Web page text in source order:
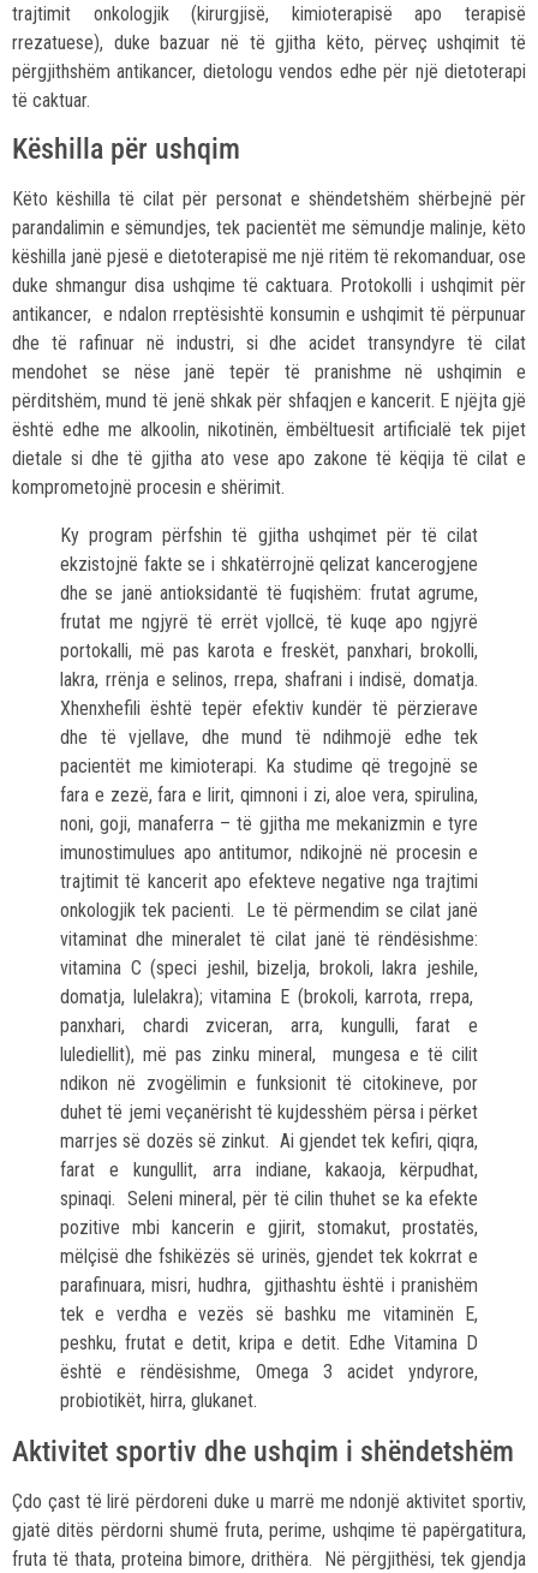
trajtimit onkologjik (kirurgjisë, kimioterapisë apo terapisë
rrezatuese), duke bazuar në të gjitha këto, përveç ushqimit të
përgjithshëm antikancer, dietologu vendos edhe për një dietoterapi
të caktuar.
Këshilla për ushqim
Këto këshilla të cilat për personat e shëndetshëm shërbejnë për
parandalimin e sëmundjes, tek pacientët me sëmundje malinje, këto
këshilla janë pjesë e dietoterapisë me një ritëm të rekomanduar, ose
duke shmangur disa ushqime të caktuara. Protokolli i ushqimit për
antikancer, e ndalon rreptësishtë konsumin e ushqimit të përpunuar
dhe të rafinuar në industri, si dhe acidet transyndyre të cilat
mendohet se nëse janë tepër të pranishme në ushqimin e
përditshëm, mund të jenë shkak për shfaqjen e kancerit. E njëjta gjë
është edhe me alkoolin, nikotinën, ëmbëltuesit artificialë tek pijet
dietale si dhe të gjitha ato vese apo zakone të këqija të cilat e
komprometojnë procesin e shërimit.
Ky program përfshin të gjitha ushqimet për të cilat
ekzistojnë fakte se i shkatërrojnë qelizat kancerogjene
dhe se janë antioksidantë të fuqishëm: frutat agrume,
frutat me ngjyrë të errët vjollcë, të kuqe apo ngjyrë
portokalli, më pas karota e freskët, panxhari, brokolli,
lakra, rrënja e selinos, rrepa, shafrani i indisë, domatja.
Xhenxhefili është tepër efektiv kundër të përzierave
dhe të vjellave, dhe mund të ndihmojë edhe tek
pacientët me kimioterapi. Ka studime që tregojnë se
fara e zezë, fara e lirit, qimnoni i zi, aloe vera, spirulina,
noni, goji, manaferra – të gjitha me mekanizmin e tyre
imunostimulues apo antitumor, ndikojnë në procesin e
trajtimit të kancerit apo efekteve negative nga trajtimi
onkologjik tek pacienti. Le të përmendim se cilat janë
vitaminat dhe mineralet të cilat janë të rëndësishme:
vitamina C (speci jeshil, bizelja, brokoli, lakra jeshile,
domatja, lulelakra); vitamina E (brokoli, karrota, rrepa,
panxhari, chardi zviceran, arra, kungulli, farat e
lulediellit), më pas zinku mineral, mungesa e të cilit
ndikon në zvogëlimin e funksionit të citokineve, por
duhet të jemi veçanërisht të kujdesshëm përsa i përket
marrjes së dozës së zinkut. Ai gjendet tek kefiri, qiqra,
farat e kungullit, arra indiane, kakaoja, kërpudhat,
spinaqi. Seleni mineral, për të cilin thuhet se ka efekte
pozitive mbi kancerin e gjirit, stomakut, prostatës,
mëlçisë dhe fshikëzës së urinës, gjendet tek kokrrat e
parafinuara, misri, hudhra, gjithashtu është i pranishëm
tek e verdha e vezës së bashku me vitaminën E,
peshku, frutat e detit, kripa e detit. Edhe Vitamina D
është e rëndësishme, Omega 3 acidet yndyrore,
probiotikët, hirra, glukanet.
Aktivitet sportiv dhe ushqim i shëndetshëm
Çdo çast të lirë përdoreni duke u marrë me ndonjë aktivitet sportiv,
gjatë ditës përdorni shumë fruta, perime, ushqime të papërgatitura,
fruta të thata, proteina bimore, drithëra. Në përgjithësi, tek gjendja